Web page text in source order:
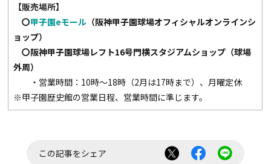
【販売場所】
〇甲子園eモール （阪神甲子園球場オフィシャルオンラインシ
ョップ）
〇阪神甲子園球場レフト16号門横スタジアムショップ（球場
外周）
・営業時間：10時～18時（2月は17時まで）、月曜定休
※甲子園歴史館の営業日程、営業時間に準じます。
この記事をシェア